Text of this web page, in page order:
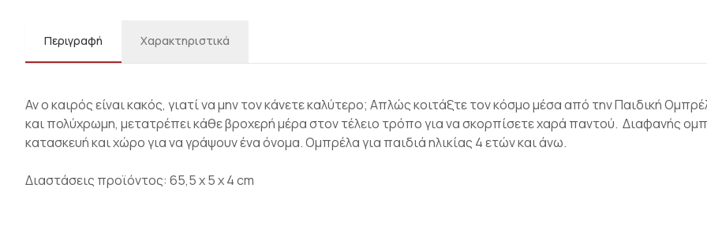
Περιγραφή Χαρακτηριστικά
Αν ο καιρός είναι κακός, γιατί να μην τον κάνετε καλύτερο; Απλώς κοιτάξτε τον κόσμο μέσα από την Παιδική
και πολύχρωμη, μετατρέπει κάθε βροχερή μέρα στον τέλειο τρόπο για να σκορπίσετε χαρά παντού. Διαφανής
κατασκευή και χώρο για να γράψουν ένα όνομα. Ομπρέλα για παιδιά ηλικίας 4 ετών και άνω.
Διαστάσεις προϊόντος: 65,5 x 5 x 4 cm